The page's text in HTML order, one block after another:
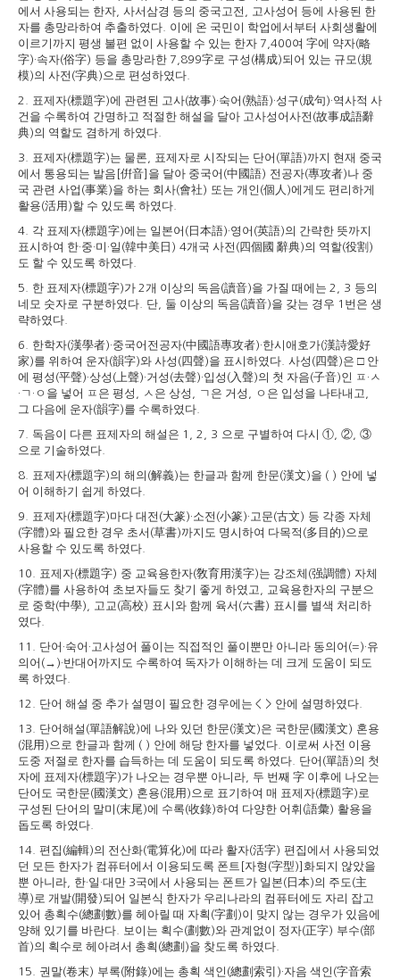
에서 사용되는 한자 사서삼경 등의 중국고전
고사성어 등에 사용된 한
자를 총망라하여 추출하였다 이에 온 국민이 학업에서부터 사회생활에
이르기까지 평생 불편 없이 사용할 수 있는 한자 7,400여 字에 약자(略
字)·속자(俗字) 등을 총망라한 7,899字로 구성 (構成)되어 있는 규모 (規
模)의 사전 (字典) 으로 편성하였다
2. 표제자(標題字)에 관련된 고사(故事)·숙어 (熟語)·성구(成句)·역사적 사
건을 수록하여 간명하고 적절한 해설을 달아 고사성어사전 (故事成語辭
典)의 역할도 겸하게 하였다
3. 표제자(標題字)는 물론 표제자로 시작되는 단어 (單語)까지 현재 중국
에서 통용되는 발음 [倂音] 을 달아 중국어 (中國語) 전공자(專攻者)나 중
국 관련 사업 (事業)을 하는 회사(會社) 또는 개인 (個人 )에게도 편리하게
활용(活用)할 수 있도록 하였다
4. 각 표제자(標題字)에는 일본어 (日本語)·영어 (英語)의 간략한 뜻까지
표시하여 한·중·미 ·일 (韓中美日 ) 4개국 사전 (四個國 辭典)의 역할(役割)
도 할 수 있도록 하였다
5. 한 표제자(標題字)가 2 개 이상의 독음(讀音)을 가질 때에는 2, 3 등의
네모 숫자로 구분하였다 단 둘 이상의 독음(讀音)을 갖는 경우 1 번은 생
략하였다
6. 한학자(漢學者)·중국어전공자(中國語專攻者)·한시애호가(漢詩愛好
家)를 위하여 운자(韻字)와 사성 (四聲)을 표시하였다 사성 (四聲)은 □ 안
에 평성 (平聲)·상성 ( 上聲)·거성 (去聲)·입성 ( 入聲)의 첫 자음(子音)인 ㅍ · ㅅ
· ㄱ · ㅇ을 넣어 ㅍ은 평성 ㅅ은 상성 ㄱ은 거성 ㅇ은 입성을 나타내고
그 다음에 운자(韻字)를 수록하였다
7. 독음이 다른 표제자의 해설은 1, 2, 3 으로 구별하여 다시 ① ② ③
으로 기술하였다
8. 표제자(標題字)의 해의 (解義)는 한글과 함께 한문(漢文)을 ( ) 안에 넣
어 이해하기 쉽게 하였다
9. 표제자(標題字)마다 대전 (大篆)·소전 (小篆)· 고문(古文) 등 각종 자체
(字體)와 필요한 경우 초서 (草書)까지도 명시하여 다목적 (多目的) 으로
사용할 수 있도록 하였다
10. 표제자(標題字) 중 교육용한자(敎育用漢字)는 강조체 (强調體) 자체
(字體)를 사용하여 초보자들도 찾기 좋게 하였고
교육용한자의 구분으
로 중학(中學), 고교 (高校) 표시와 함께 육서 (六書) 표시를 별색 처리하
였다
11. 단어 ·숙어 · 고사성어 풀이는 직접적인 풀이뿐만 아니라 동의어 (=)·유
의어 (→ )·반대어까지도 수록하여 독자가 이해하는 데 크게 도움이 되도
록 하였다
12. 단어 해설 중 추가 설명이 필요한 경우에는 < > 안에 설명하였다
13. 단어해설 (單語解說)에 나와 있던 한문(漢文)은 국한문(國漢文) 혼용
(混用) 으로 한글과 함께 ( ) 안에 해당 한자를 넣었다 이로써 사전 이용
도중 저절로 한자를 습득하는 데 도움이 되도록 하였다 단어 (單語)의 첫
자에 표제자(標題字)가 나오는 경우뿐 아니라 두 번째 字 이후에 나오는
단어도 국한문(國漢文) 혼용(混用) 으로 표기하여 매 표제자(標題字) 로
구성된 단어의 말미 (末尾)에 수록(收錄)하여 다양한 어휘 (語彙) 활용을
돕도록 하였다
14. 편집 (編輯)의 전산화(電算化)에 따라 활자(活字) 편집에서 사용되었
던 모든 한자가 컴퓨터에서 이용되도록 폰트 [자형 (字型)] 화되지 않았을
뿐 아니라 한·일 ·대만 3국에서 사용되는 폰트가 일본(日本)의 주도 (主
導) 로 개발(開發)되어 일본식 한자가 우리나라의 컴퓨터에도 자리 잡고
있어 총획수(總劃數)를 헤아릴 때 자획 (字劃)이 맞지 않는 경우가 있음에
양해 있기를 바란다
보이는 획수(劃數)와 관계없이 정자(正字) 부수(部
首)의 획수로 헤아려서 총획 (總劃)을 찾도록 하였다
15. 권말(卷末) 부록(附錄)에는 총획 색인 (總劃索引 )·자음 색인 (字音索